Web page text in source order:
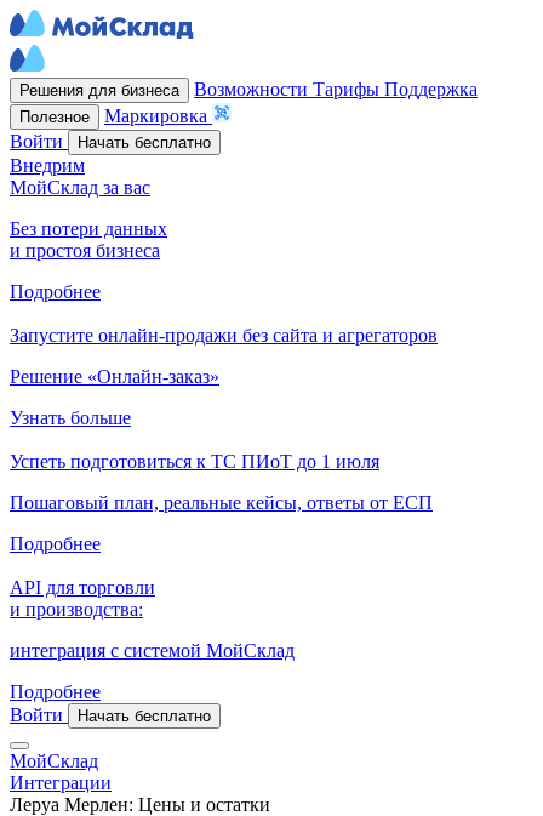
Решения для бизнеса Возможности Тарифы Поддержка
Полезное
Маркировка
Войти
Начать бесплатно
Внедрим
МойСклад за вас
Без потери данных
и простоя бизнеса
Подробнее
Запустите онлайн-продажи без сайта и агрегаторов
Решение «Онлайн-заказ»
Узнать больше
Успеть подготовиться к ТС ПИоТ до 1 июля
Пошаговый план, реальные кейсы, ответы от ЕСП
Подробнее
API для торговли
и производства:
интеграция с системой МойСклад
Подробнее
Войти
Начать бесплатно
МойСклад
Интеграции
Леруа Мерлен: Цены и остатки